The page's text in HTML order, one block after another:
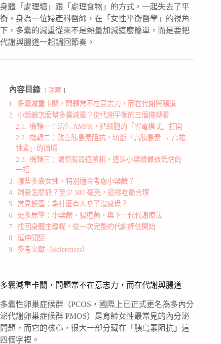
身體「處理糖」跟「處理食物」的方式，一起失去了平
衡。身為一位婦產科醫師，在「女性平衡醫學」的視角
下，多囊的減重從來不是熱量加減這麼簡單，而是要把
代謝與腸道一起調回節奏。
內容目錄 隱藏
1. 多囊減重卡關，問題常不在意志力，而在代謝與腸道
2. 小檗鹼怎麼幫多囊減重？從代謝平衡的三個機轉看
2.1. 機轉一：活化 AMPK，把細胞的「省電模式」打開
2.2. 機轉二：改善胰島素阻抗，切斷「高胰島素 → 高雄
性素」的循環
2.3. 機轉三：調整腸胃道菌相，這是小檗鹼最被低估的
一招
3. 哪些多囊女性，特別適合考慮小檗鹼？
4. 劑量怎麼抓？至少 500 毫克，這樣吃最合理
5. 常見誤區：為什麼有人吃了沒感覺？
6. 更多展望：小檗鹼、腸道菌，與下一代代謝療法
7. 找回身體主導權，從一次完整的代謝評估開始
8. 延伸閱讀
9. 參考文獻（References）
多囊減重卡關，問題常不在意志力，而在代謝與腸道
多囊性卵巢症候群（PCOS，國際上已正式更名為多內分
泌代謝卵巢症候群 PMOS）是育齡女性最常見的內分泌
問題，而它的核心，很大一部分藏在「胰島素阻抗」這
四個字裡。